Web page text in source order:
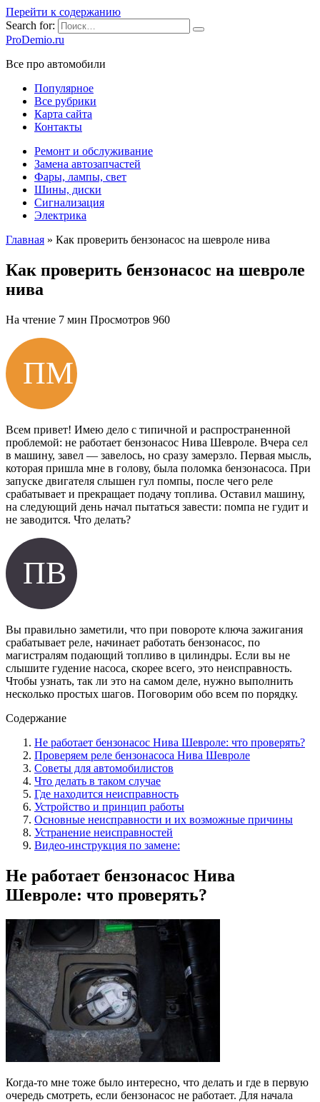
Перейти к содержанию
Search for:
ProDemio.ru
Все про автомобили
Популярное
Все рубрики
Карта сайта
Контакты
Ремонт и обслуживание
Замена автозапчастей
Фары, лампы, свет
Шины, диски
Сигнализация
Электрика
Главная » Как проверить бензонасос на шевроле нива
Как проверить бензонасос на шевроле
нива
На чтение 7 мин Просмотров 960
Всем привет! Имею дело с типичной и распространенной
проблемой: не работает бензонасос Нива Шевроле. Вчера сел
в машину, завел — завелось, но сразу замерзло. Первая мысль,
которая пришла мне в голову, была поломка бензонасоса. При
запуске двигателя слышен гул помпы, после чего реле
срабатывает и прекращает подачу топлива. Оставил машину,
на следующий день начал пытаться завести: помпа не гудит и
не заводится. Что делать?
Вы правильно заметили, что при повороте ключа зажигания
срабатывает реле, начинает работать бензонасос, по
магистралям подающий топливо в цилиндры. Если вы не
слышите гудение насоса, скорее всего, это неисправность.
Чтобы узнать, так ли это на самом деле, нужно выполнить
несколько простых шагов. Поговорим обо всем по порядку.
Содержание
Не работает бензонасос Нива Шевроле: что проверять?
Проверяем реле бензонасоса Нива Шевроле
Советы для автомобилистов
Что делать в таком случае
Где находится неисправность
Устройство и принцип работы
Основные неисправности и их возможные причины
Устранение неисправностей
Видео-инструкция по замене:
Не работает бензонасос Нива
Шевроле: что проверять?
Когда-то мне тоже было интересно, что делать и где в первую
очередь смотреть, если бензонасос не работает. Для начала